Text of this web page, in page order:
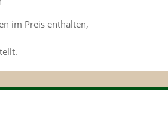
im Preis enthalten,